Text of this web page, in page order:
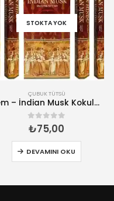
STOKTA YOK
ÇUBUK TÜTSÜ
Hem – İndian Musk Kokulu 20 Çubuk Tütsü
0 5 üzerinden
₺75,00
DEVAMINI OKU